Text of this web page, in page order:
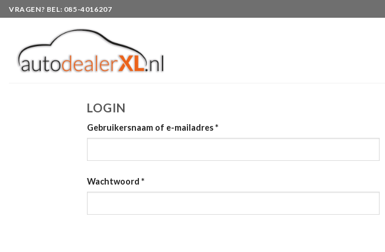
Skip
to
VRAGEN? BEL: 085-4016207
LOGIN
Gebruikersnaam of e-mailadres*
Wachtwoord *